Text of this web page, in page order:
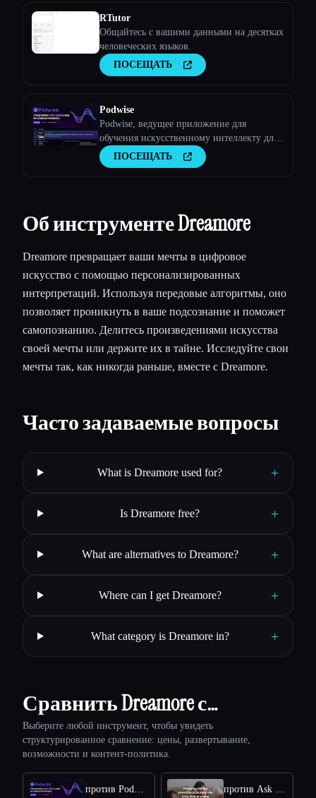
RTutor
Общайтесь с вашими данными на десятках
человеческих языков.
ПОСЕЩАТЬ
Podwise
Podwise, ведущее приложение для
обучения искусственному интеллекту для
слушателей подкастов.
ПОСЕЩАТЬ
Об инструменте Dreamore
Dreamore превращает ваши мечты в цифровое
искусство с помощью персонализированных
интерпретаций. Используя передовые алгоритмы, оно
позволяет проникнуть в ваше подсознание и поможет
самопознанию. Делитесь произведениями искусства
своей мечты или держите их в тайне. Исследуйте свои
мечты так, как никогда раньше, вместе с Dreamore.
Часто задаваемые вопросы
What is Dreamore used for? +
Is Dreamore free? +
What are alternatives to Dreamore? +
Where can I get Dreamore? +
What category is Dreamore in? +
Сравнить Dreamore с…
Выберите любой инструмент, чтобы увидеть
структурированное сравнение: цены, развертывание,
возможности и контент-политика.